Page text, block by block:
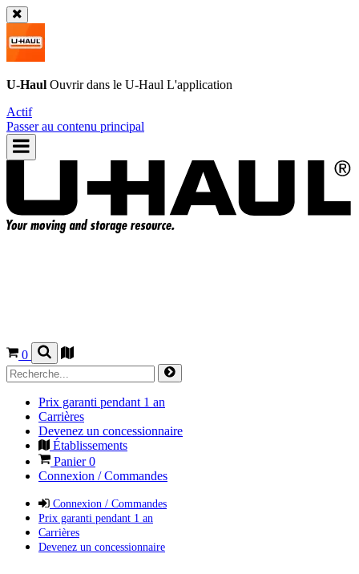
U-Haul Ouvrir dans le U-Haul L'application
Actif
Passer au contenu principal
0
Prix garanti pendant 1 an
Carrières
Devenez un concessionnaire
Établissements
Panier0
Connexion / Commandes
Connexion / Commandes
Prix garanti pendant 1 an
Carrières
Devenez un concessionnaire